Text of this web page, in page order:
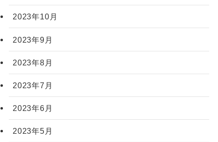
2023年10月
2023年9月
2023年8月
2023年7月
2023年6月
2023年5月